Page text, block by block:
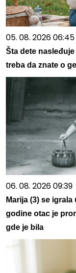
05. 08. 2026 06:45
Šta dete
treba da znate o
06. 08. 2026 09:39
Marija (3) se
godine otac je
gde je bila